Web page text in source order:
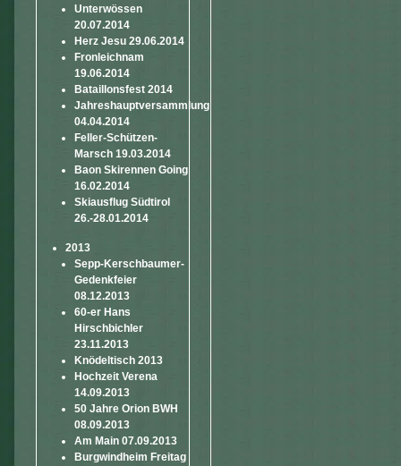
Unterwössen
20.07.2014
Herz Jesu 29.06.2014
Fronleichnam
19.06.2014
Bataillonsfest 2014
Jahreshauptversammlung
04.04.2014
Feller-Schützen-
Marsch 19.03.2014
Baon Skirennen Going
16.02.2014
Skiausflug Südtirol
26.-28.01.2014
2013
Sepp-Kerschbaumer-
Gedenkfeier
08.12.2013
60-er Hans
Hirschbichler
23.11.2013
Knödeltisch 2013
Hochzeit Verena
14.09.2013
50 Jahre Orion BWH
08.09.2013
Am Main 07.09.2013
Burgwindheim Freitag